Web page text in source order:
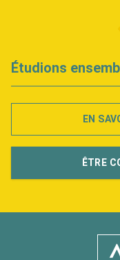
Étudions
EN
ÊTRE